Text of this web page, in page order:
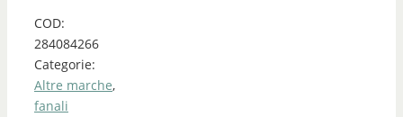
COD:
284084266
Categorie:
Altre marche,
fanali